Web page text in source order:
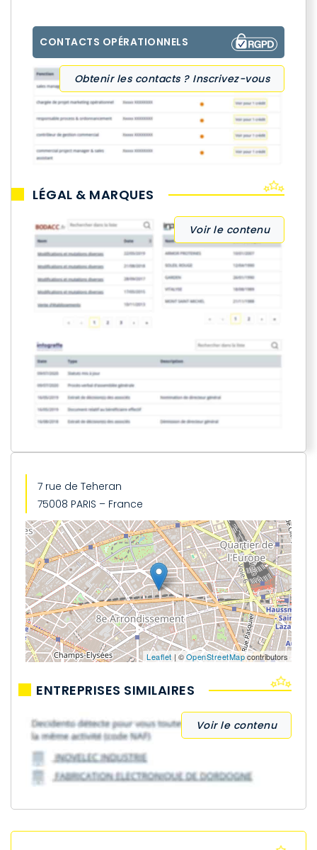
CONTACTS OPÉRATIONNELS
Obtenir les contacts ? Inscrivez-vous
LÉGAL & MARQUES
Voir le contenu
7 rue de Teheran
75008 PARIS – France
Leaflet | ©OpenStreetMapcontributors
ENTREPRISES SIMILAIRES
Voir le contenu